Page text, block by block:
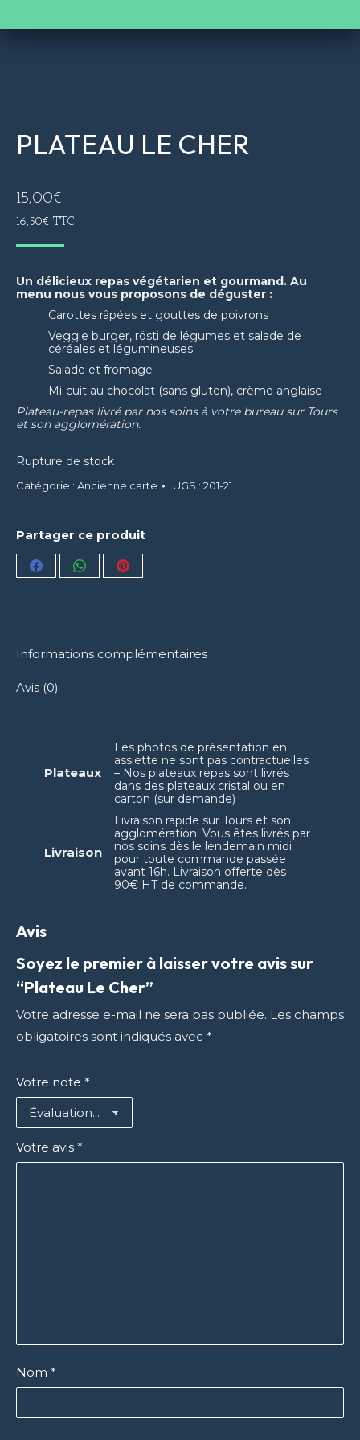
PLATEAU LE CHER
15,00€
16,50€ TTC
Un délicieux repas végétarien et gourmand. Au
menu nous vous proposons de déguster :
Carottes râpées et gouttes de poivrons
Veggie burger, rösti de légumes et salade de
céréales et légumineuses
Salade et fromage
Mi-cuit au chocolat (sans gluten), crème anglaise
Plateau-repas livré par nos soins à votre bureau sur Tours
et son agglomération.
Rupture de stock
Catégorie : Ancienne carte UGS : 201-21
Partager ce produit
PartagerPartagerPartager
Informations complémentaires
Avis (0)
Plateaux
Les photos de présentation en
assiette ne sont pas contractuelles
– Nos plateaux repas sont livrés
dans des plateaux cristal ou en
carton (sur demande)
Livraison
Livraison rapide sur Tours et son
agglomération. Vous êtes livrés par
nos soins dès le lendemain midi
pour toute commande passée
avant 16h. Livraison offerte dès
90€ HT de commande.
Avis
Soyez le premier à laisser votre avis sur
“Plateau Le Cher”
Votre adresse e-mail ne sera pas publiée. Les champs
obligatoires sont indiqués avec *
Votre note *
Votre avis *
Nom *